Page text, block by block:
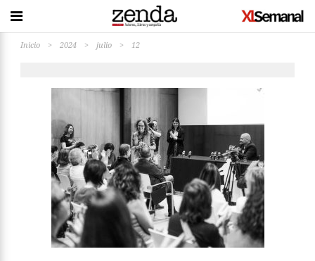
Inicio > 2024 > julio > 12